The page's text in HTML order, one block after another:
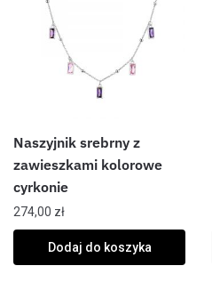
Naszyjnik srebrny z
zawieszkami kolorowe
cyrkonie
274,00 zł
Dodaj do koszyka